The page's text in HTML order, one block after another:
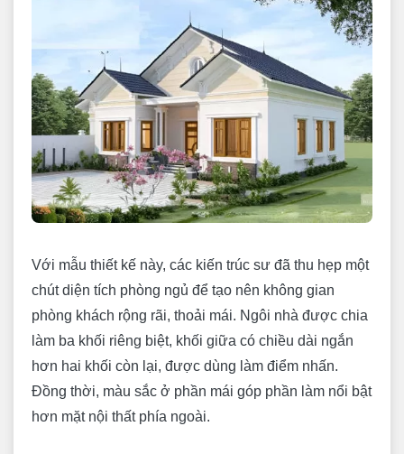
Với mẫu thiết kế này, các kiến trúc sư đã thu hẹp một
chút diện tích phòng ngủ để tạo nên không gian
phòng khách rộng rãi, thoải mái. Ngôi nhà được chia
làm ba khối riêng biệt, khối giữa có chiều dài ngắn
hơn hai khối còn lại, được dùng làm điểm nhấn.
Đồng thời, màu sắc ở phần mái góp phần làm nổi bật
hơn mặt nội thất phía ngoài.